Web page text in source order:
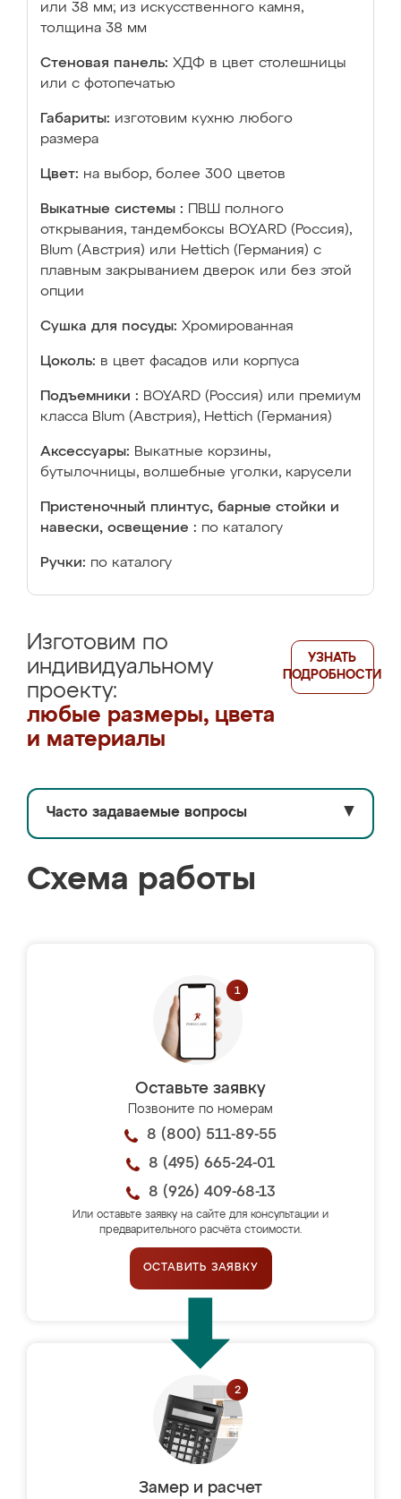
или 38 мм; из искусственного камня,
толщина 38 мм
Стеновая панель: ХДФ в цвет столешницы
или с фотопечатью
Габариты: изготовим кухню любого
размера
Цвет: на выбор, более 300 цветов
Выкатные системы :
ПВШ полного
открывания, тандембоксы BOYARD (Россия),
Blum (Австрия) или Hettich (Германия) с
плавным закрыванием дверок или без этой
опции
Сушка для посуды: Хромированная
Цоколь: в цвет фасадов или корпуса
Подъемники : BOYARD (Россия) или премиум
класса Blum (Австрия), Hettich (Германия)
Аксессуары: Выкатные корзины,
бутылочницы, волшебные уголки, карусели
Пристеночный плинтус, барные стойки и
навески, освещение : по каталогу
Ручки: по каталогу
Изготовим по
индивидуальному
проекту:
любые размеры, цвета
и материалы
УЗНАТЬ
ПОДРОБНОСТИ
Часто задаваемые вопросы ▼
Схема работы
Оставьте заявку
Позвоните по номерам
8 (800) 511-89-55
8 (495) 665-24-01
8 (926) 409-68-13
Или оставьте заявку на сайте для консультации и
предварительного расчёта стоимости.
ОСТАВИТЬ ЗАЯВКУ
Замер и расчет